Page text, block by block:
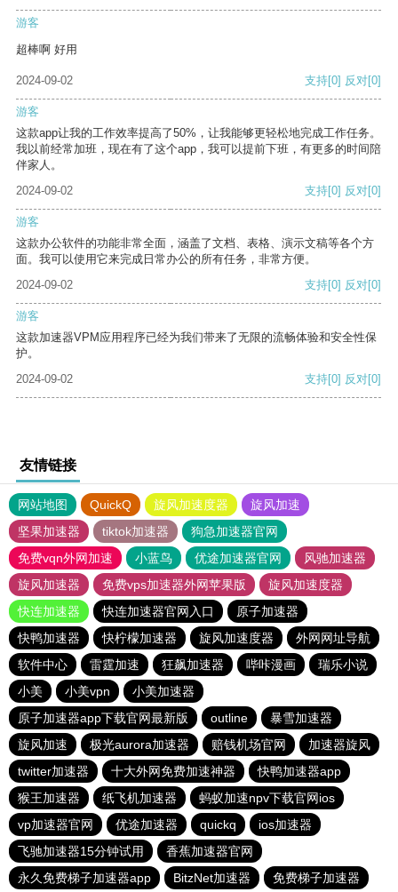
游客
超棒啊 好用
2024-09-02 支持[0] 反对[0]
游客
这款app让我的工作效率提高了50%，让我能够更轻松地完成工作任务。
我以前经常加班，现在有了这个app，我可以提前下班，有更多的时间陪
伴家人。
2024-09-02
支持[0] 反对[0]
游客
这款办公软件的功能非常全面，涵盖了文档、表格、演示文稿等各个方
面。我可以使用它来完成日常办公的所有任务，非常方便。
2024-09-02
支持[0] 反对[0]
游客
这款加速器VPM应用程序已经为我们带来了无限的流畅体验和安全性保
护。
2024-09-02
支持[0] 反对[0]
友情链接
网站地图 QuickQ 旋风加速度器
旋风加速
坚果加速器
tiktok加速器
狗急加速器官网
免费vqn外网加速
小蓝鸟 优途加速器官网
风驰加速器
旋风加速器
免费vps加速器外网苹果版
旋风加速度器
快连加速器
快连加速器官网入口
原子加速器
快鸭加速器
快柠檬加速器 旋风加速度器
外网网址导航
软件中心
雷霆加速 狂飙加速器 哔咔漫画
瑞乐小说
小美
小美vpn
小美加速器
原子加速器app下载官网最新版
outline
暴雪加速器
旋风加速
极光aurora加速器 赔钱机场官网
加速器旋风
twitter加速器
十大外网免费加速神器
快鸭加速器app
猴王加速器
纸飞机加速器
蚂蚁加速npv下载官网ios
vp加速器官网
优途加速器 quickq
ios加速器
飞驰加速器15分钟试用
香蕉加速器官网
永久免费梯子加速器app
BitzNet加速器 免费梯子加速器